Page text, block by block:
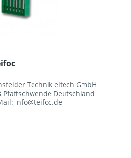
Technik eitech GmbH
Deutschland
info@teifoc.de